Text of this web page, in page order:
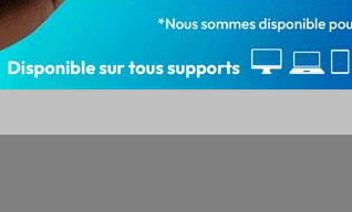
En plus du rapporteur, Essohanam...